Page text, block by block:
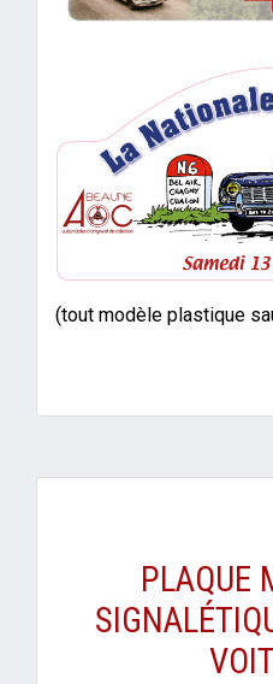
(tout modèle plastique
PLAQUE